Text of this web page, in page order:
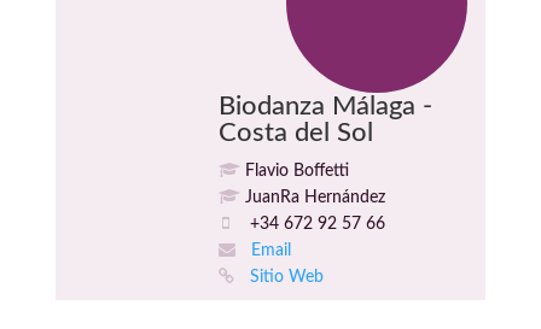
Biodanza Málaga -
Costa del Sol
Flavio Boffetti
JuanRa Hernández
+34 672 92 57 66
Email
Sitio Web